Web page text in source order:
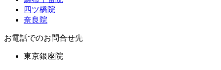
四ツ橋院
奈良院
お電話でのお問合せ先
東京銀座院